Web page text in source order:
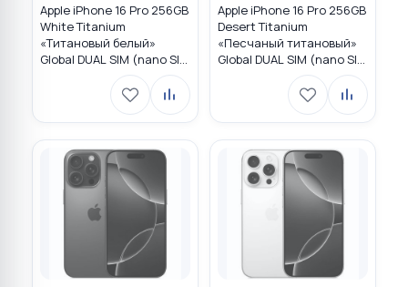
Apple iPhone 16 Pro 256GB
White Titanium
«Титановый белый»
Global DUAL SIM (nano SIM
Apple iPhone 16 Pro 256GB
Desert Titanium
«Песчаный титановый»
Global DUAL SIM (nano SIM